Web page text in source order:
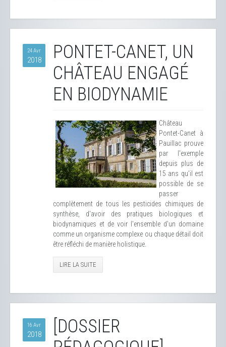
24 Avr
2018
PONTET-CANET, UN
CHÂTEAU ENGAGÉ
EN BIODYNAMIE
Château
Pontet-Canet à
Pauillac prouve
par l'exemple
depuis plus de
15 ans qu'il est
possible de se
passer
complètement de tous les pesticides chimiques de
synthèse, d'avoir des pratiques biologiques et
biodynamiques et de voir l'ensemble d'un domaine
comme un organisme complexe ou chaque détail doit
être réfléchi de manière holistique.
LIRE LA SUITE
16 Avr
2018
[DOSSIER